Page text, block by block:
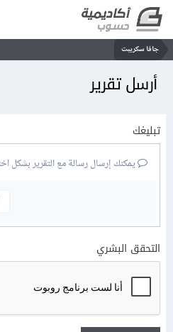
جافا سكريبت
أرسل تقرير
تبليغك
يمكنك إرسال رسالة مع التقرير بشكل
التحقق البشري